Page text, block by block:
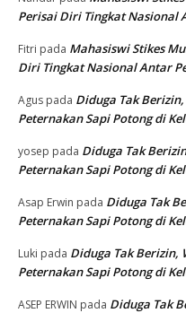
Perisai Diri Tingkat Nasional
Fitri pada Mahasiswi Stikes
Diri Tingkat Nasional Antar
Agus pada Diduga Tak
Peternakan Sapi Potong di
yosep pada Diduga Tak
Peternakan Sapi Potong di
Asap Erwin pada Diduga Tak
Peternakan Sapi Potong di
Luki pada Diduga Tak Berizin,
Peternakan Sapi Potong di
ASEP ERWIN pada Diduga Tak